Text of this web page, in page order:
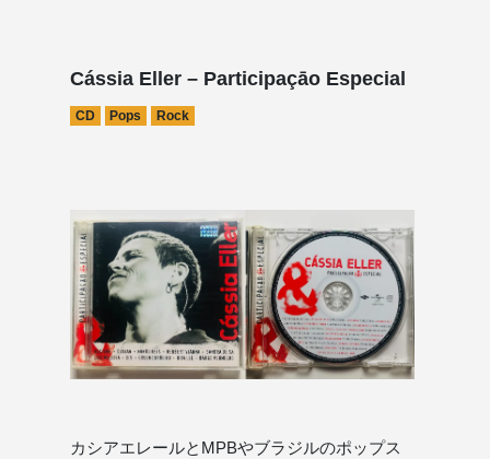
Cássia Eller – Participaçāo Especial
CD Pops Rock
カシアエレールとMPBやブラジルのポップス